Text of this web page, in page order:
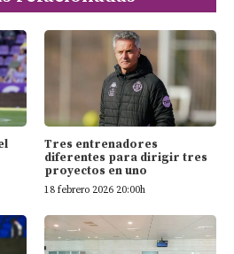
Tres entrenadores
diferentes para dirigir tres
proyectos en uno
18 febrero 2026 20:00h